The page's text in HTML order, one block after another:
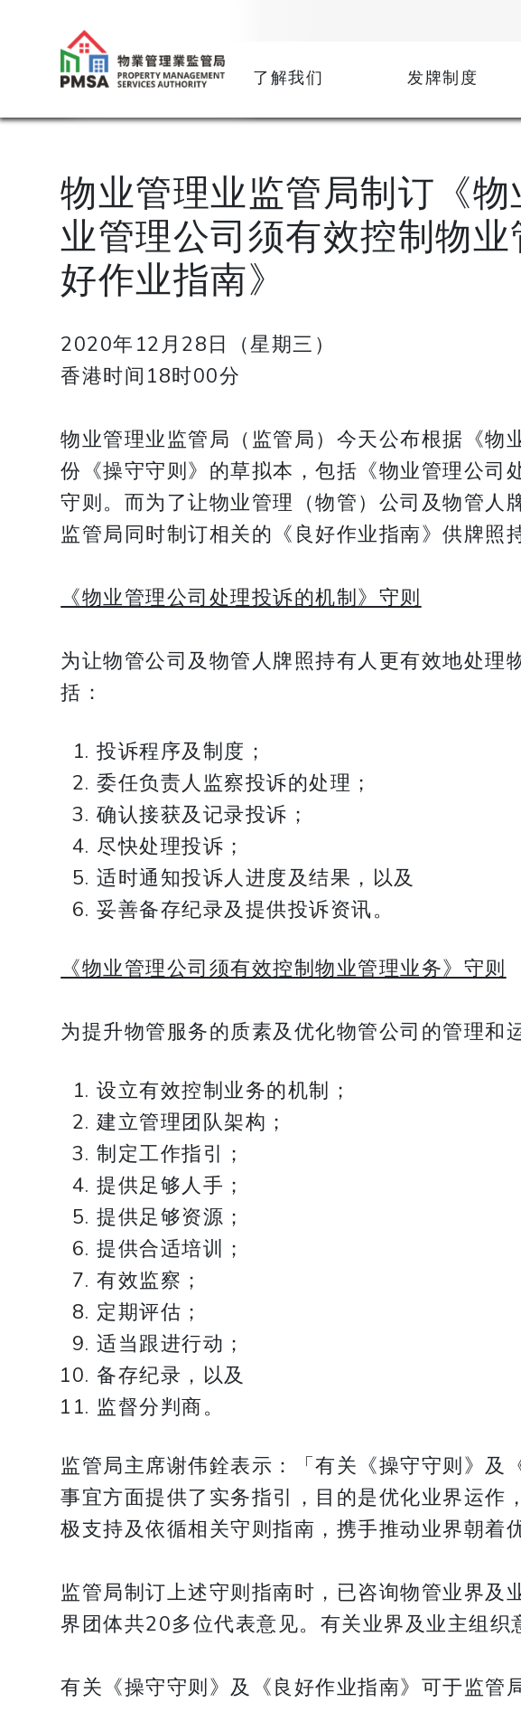
了解我们 发牌制度
物业管理业监管局制订《
业管理公司须有效控制物
好作业指南》
2020年12月28日（星期三）
香港时间18时00分
物业管理业监管局（监管局）今天公布根据《
份《操守守则》的草拟本，包括《物业管理公司
守则。而为了让物业管理（物管）公司及物管人
监管局同时制订相关的《良好作业指南》供牌照
《物业管理公司处理投诉的机制》守则
为让物管公司及物管人牌照持有人更有效地处
括：
投诉程序及制度；
委任负责人监察投诉的处理；
确认接获及记录投诉；
尽快处理投诉；
适时通知投诉人进度及结果，以及
妥善备存纪录及提供投诉资讯。
《物业管理公司须有效控制物业管理业务》守则
为提升物管服务的质素及优化物管公司的管理和
设立有效控制业务的机制；
建立管理团队架构；
制定工作指引；
提供足够人手；
提供足够资源；
提供合适培训；
有效监察；
定期评估；
适当跟进行动；
备存纪录，以及
监督分判商。
监管局主席谢伟銓表示：「有关《操守守则》
事宜方面提供了实务指引，目的是优化业界运
极支持及依循相关守则指南，携手推动业界朝着
监管局制订上述守则指南时，已咨询物管业界
界团体共20多位代表意见。有关业界及业主组织
有关《操守守则》及《良好作业指南》可于监管